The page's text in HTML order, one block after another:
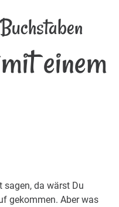
einem
da wärst Du
gekommen. Aber was